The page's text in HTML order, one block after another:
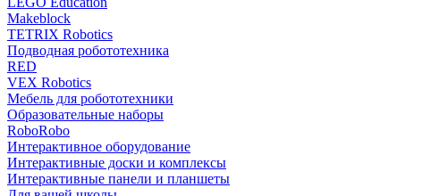
Makeblock
TETRIX Robotics
Подводная робототехника
RED
VEX Robotics
Мебель для робототехники
Образовательные наборы
RoboRobo
Интерактивное оборудование
Интерактивные доски и комплексы
Интерактивные панели и планшеты